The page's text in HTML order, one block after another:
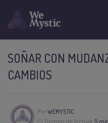
SOÑAR CON
CAMBIOS
PorWEMYSTIC
Tiempo de lectura: 5